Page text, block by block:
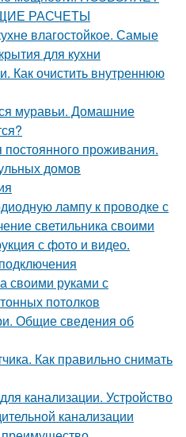
РАСЧЕТЫ
влагостойкое. Самые
для кухни
Как очистить внутреннюю
муравьи. Домашние
проживания.
домов
лампу к проводке с
светильника своими
с фото и видео.
своими руками с
потолков
Общие сведения об
Как правильно снимать
канализации. Устройство
канализации